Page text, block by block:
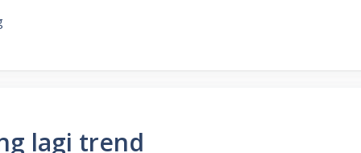
lagi trend